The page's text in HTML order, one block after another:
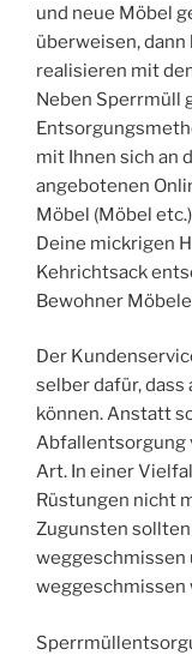
und neue Möbel
überweisen, dann
realisieren mit
Neben Sperrmüll
mit Ihnen sich an
angebotenen
Möbel (Möbel
Deine mickrigen
Kehrichtsack
Bewohner
Der
selber dafür,
können. Anstatt
Abfallentsorgung
Art. In einer
Rüstungen nicht
Zugunsten
weggeschmissen
weggeschmissen